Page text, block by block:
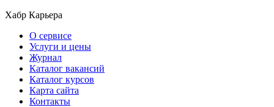
Хабр Карьера
О сервисе
Услуги и цены
Журнал
Каталог вакансий
Каталог курсов
Карта сайта
Контакты